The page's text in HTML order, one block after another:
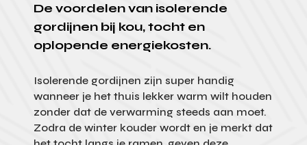
De voordelen van isolerende
gordijnen bij kou, tocht en
oplopende energiekosten.
Isolerende gordijnen zijn super handig
wanneer je het thuis lekker warm wilt houden
zonder dat de verwarming steeds aan moet.
Zodra de winter kouder wordt en je merkt dat